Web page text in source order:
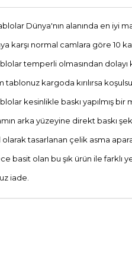
Dünya'nın alanında en iyi
karşı normal camlara göre 10
temperli olmasından
tablonuz kargoda kırılırsa
kesinlikle baskı yapılmış
arka yüzeyine direkt baskı
olarak tasarlanan çelik asma
basit olan bu şık ürün ile farklı
iade.